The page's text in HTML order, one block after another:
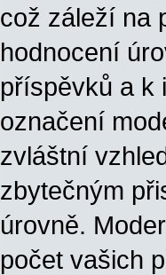
což záleží na
hodnocení
příspěvků a k
označení
zvláštní
zbytečným
úrovně.
počet vašich